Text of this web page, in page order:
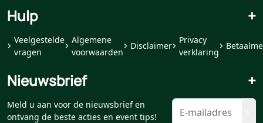
Hulp +
Veelgestelde
vragen
Algemene
voorwaarden
Disclaimer
Privacy
verklaring
Nieuwsbrief +
Meld u aan voor de nieuwsbrief en
ontvang de beste acties en event tips!